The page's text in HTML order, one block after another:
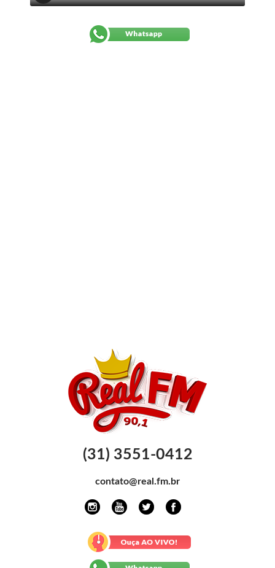
(31) 3551-0412
contato@real.fm.br